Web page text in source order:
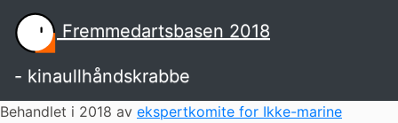
Fremmedartsbasen 2018
- kinaullhåndskrabbe
Behandlet i 2018 av ekspertkomite for Ikke-marine